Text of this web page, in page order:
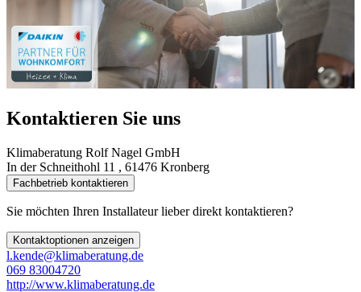
Kontaktieren Sie uns
Klimaberatung Rolf Nagel GmbH
In der Schneithohl 11 , 61476 Kronberg
Fachbetrieb kontaktieren
Sie möchten Ihren Installateur lieber direkt kontaktieren?
Kontaktoptionen anzeigen
l.kende@klimaberatung.de
069 83004720
http://www.klimaberatung.de